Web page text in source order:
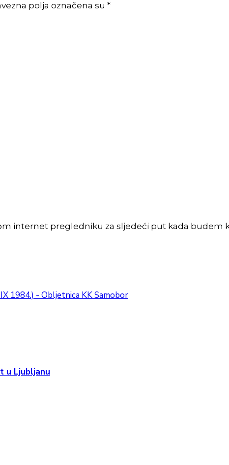
polja označena su *
internet pregledniku za sljedeći put kada budem
1984.) - Obljetnica KK Samobor
u Ljubljanu